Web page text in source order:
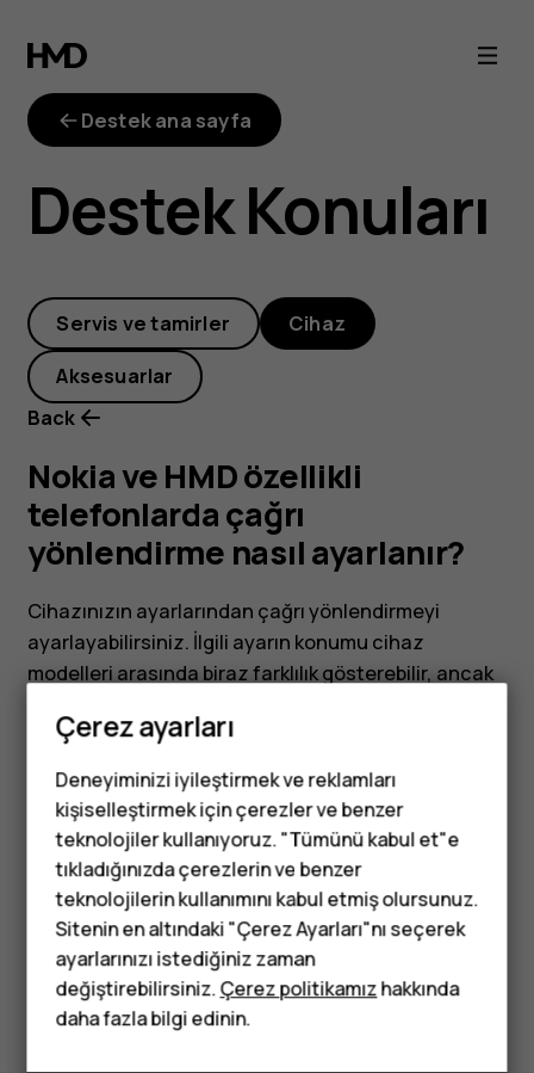
Nokia
ve
HMD
özellikli
telefonlarda
çağrı
yönlendirme
nasıl
ayarlanır?
Tuşlu telefonlar
Çocuklar için
telefonlar
Destek ana sayfa
Destek Konuları
Servis ve tamirler Cihaz
Aksesuarlar
Back
Nokia ve HMD özellikli
telefonlarda çağrı
yönlendirme nasıl ayarlanır?
Cihazınızın ayarlarından çağrı yönlendirmeyi
ayarlayabilirsiniz. İlgili ayarın konumu cihaz
modelleri arasında biraz farklılık gösterebilir, ancak
SIM kartınızı seçmeniz gerekir. Ardından
Kart
Çağrı ayarları ve Çağrı yönlendirme'yi seçin
Bu size yardımcı oldu mu?
Evet Hayır
Çerez ayarları
Deneyiminizi iyileştirmek ve reklamları
kişiselleştirmek için çerezler ve benzer
teknolojiler kullanıyoruz. "Tümünü kabul et"e
tıkladığınızda çerezlerin ve benzer
teknolojilerin kullanımını kabul etmiş olursunuz.
Sitenin en altındaki "Çerez Ayarları"nı seçerek
ayarlarınızı istediğiniz zaman
değiştirebilirsiniz.Çerez politikamızhakkında
daha fazla bilgi edinin.